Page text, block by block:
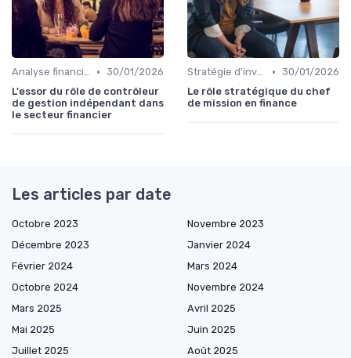
Analyse financière • 30/01/2026
L'essor du rôle de contrôleur
de gestion indépendant dans
le secteur financier
Stratégie d'investissement • 30/01/2026
Le rôle stratégique du chef
de mission en finance
Les articles par date
Octobre 2023
Novembre 2023
Décembre 2023
Janvier 2024
Février 2024
Mars 2024
Octobre 2024
Novembre 2024
Mars 2025
Avril 2025
Mai 2025
Juin 2025
Juillet 2025
Août 2025